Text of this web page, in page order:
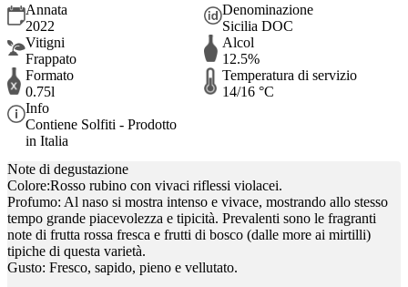
Annata
2022
Denominazione
Sicilia DOC
Vitigni
Frappato
Alcol
12.5%
Formato
0.75l
Temperatura di servizio
14/16 °C
Info
Contiene Solfiti - Prodotto
in Italia
Note di degustazione
Colore:Rosso rubino con vivaci riflessi violacei.
Profumo: Al naso si mostra intenso e vivace, mostrando allo stesso
tempo grande piacevolezza e tipicità. Prevalenti sono le fragranti
note di frutta rossa fresca e frutti di bosco (dalle more ai mirtilli)
tipiche di questa varietà.
Gusto: Fresco, sapido, pieno e vellutato.